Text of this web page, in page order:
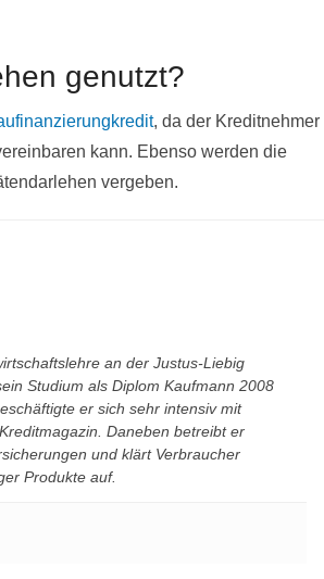
genutzt?
, da der Kreditnehmer
kann. Ebenso werden die
vergeben.
an der Justus-Liebig
Studium als Diplom Kaufmann 2008
er sich sehr intensiv mit
Daneben betreibt er
und klärt Verbraucher
Produkte auf.